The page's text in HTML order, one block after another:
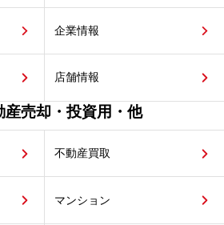
企業情報
店舗情報
産売却・投資用・他
不動産買取
マンション